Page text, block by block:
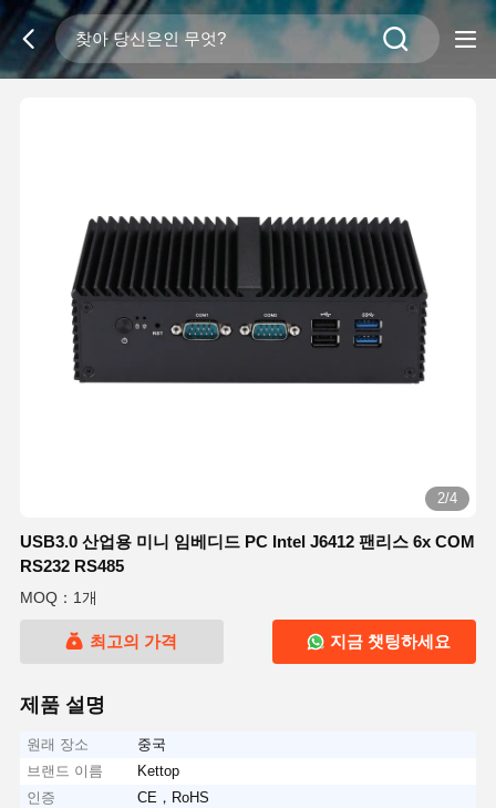
2/4
USB3.0 산업용 미니 임베디드 PC Intel J6412 팬리스 6x COM
RS232 RS485
MOQ：1개
최고의 가격 지금 챗팅하세요
제품 설명
원래 장소
중국
브랜드 이름
Kettop
인증
CE，RoHS